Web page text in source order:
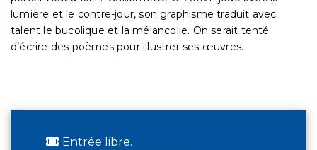
lumière et le contre-jour, son graphisme traduit avec
talent le bucolique et la mélancolie. On serait tenté
d’écrire des poèmes pour illustrer ses œuvres.
Entrée libre.